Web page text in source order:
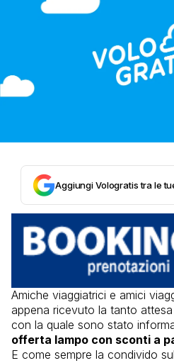
Aggiungi Vologratis tra le
Amiche viaggiatrici e amici
appena ricevuto la tanto
con la quale sono stato
offerta lampo con sconti a
E come sempre la condivido